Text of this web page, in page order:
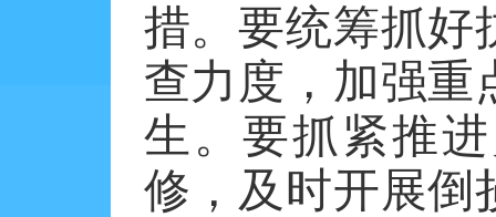
措。要统筹抓好
查力度，加强重
生。要抓紧推
修，及时开展倒